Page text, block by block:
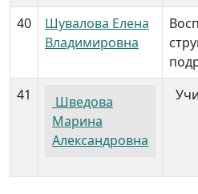
40
Шувалова Елена
Владимировна
41
Шведова
Марина
Александровна